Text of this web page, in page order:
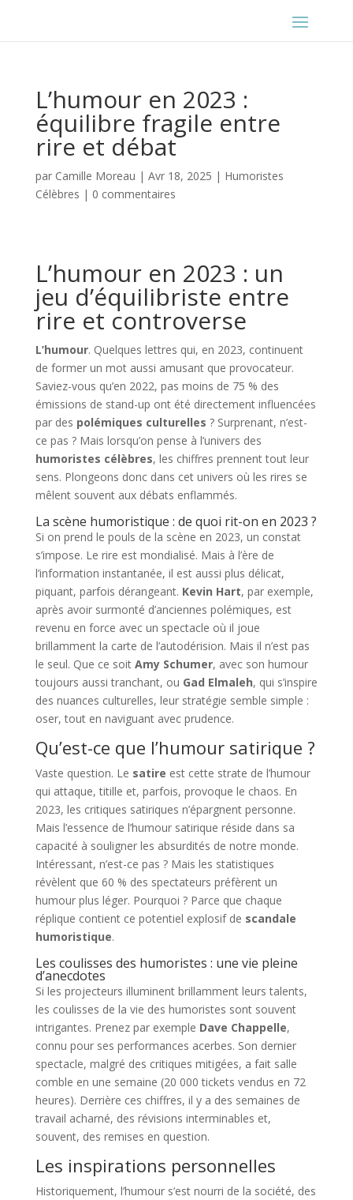
L’humour en 2023 :
équilibre fragile entre
rire et débat
par Camille Moreau | Avr 18, 2025 | Humoristes
Célèbres | 0 commentaires
L’humour en 2023 : un
jeu d’équilibriste entre
rire et controverse
L’humour. Quelques lettres qui, en 2023, continuent
de former un mot aussi amusant que provocateur.
Saviez-vous qu’en 2022, pas moins de 75 % des
émissions de stand-up ont été directement influencées
par des polémiques culturelles ? Surprenant, n’est-
ce pas ? Mais lorsqu’on pense à l’univers des
humoristes célèbres, les chiffres prennent tout leur
sens. Plongeons donc dans cet univers où les rires se
mêlent souvent aux débats enflammés.
La scène humoristique : de quoi rit-on en 2023 ?
Si on prend le pouls de la scène en 2023, un constat
s’impose. Le rire est mondialisé. Mais à l’ère de
l’information instantanée, il est aussi plus délicat,
piquant, parfois dérangeant. Kevin Hart, par exemple,
après avoir surmonté d’anciennes polémiques, est
revenu en force avec un spectacle où il joue
brillamment la carte de l’autodérision. Mais il n’est pas
le seul. Que ce soit Amy Schumer, avec son humour
toujours aussi tranchant, ou Gad Elmaleh, qui s’inspire
des nuances culturelles, leur stratégie semble simple :
oser, tout en naviguant avec prudence.
Qu’est-ce que l’humour satirique ?
Vaste question. Le satire est cette strate de l’humour
qui attaque, titille et, parfois, provoque le chaos. En
2023, les critiques satiriques n’épargnent personne.
Mais l’essence de l’humour satirique réside dans sa
capacité à souligner les absurdités de notre monde.
Intéressant, n’est-ce pas ? Mais les statistiques
révèlent que 60 % des spectateurs préfèrent un
humour plus léger. Pourquoi ? Parce que chaque
réplique contient ce potentiel explosif de scandale
humoristique.
Les coulisses des humoristes : une vie pleine
d’anecdotes
Si les projecteurs illuminent brillamment leurs talents,
les coulisses de la vie des humoristes sont souvent
intrigantes. Prenez par exemple Dave Chappelle,
connu pour ses performances acerbes. Son dernier
spectacle, malgré des critiques mitigées, a fait salle
comble en une semaine (20 000 tickets vendus en 72
heures). Derrière ces chiffres, il y a des semaines de
travail acharné, des révisions interminables et,
souvent, des remises en question.
Les inspirations personnelles
Historiquement, l’humour s’est nourri de la société, des